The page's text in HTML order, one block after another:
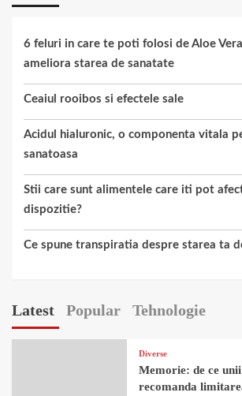
6 feluri in care te poti folosi de Aloe
ameliora starea de sanatate
Ceaiul rooibos si efectele sale
Acidul hialuronic, o componenta vitala
sanatoasa
Stii care sunt alimentele care iti pot
dispozitie?
Ce spune transpiratia despre starea ta
Latest Popular Tehnologie
Diverse
Memorie: de ce
recomanda